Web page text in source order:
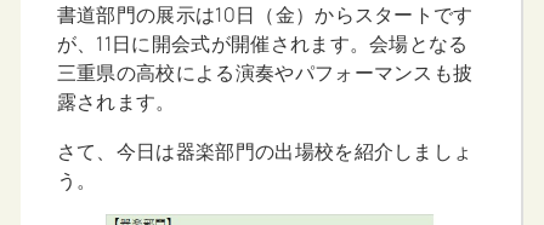
書道部門の展示は10日（金）からスタートです
が、11日に開会式が開催されます。会場となる
三重県の高校による演奏やパフォーマンスも披
露されます。
さて、今日は器楽部門の出場校を紹介しましょ
う。